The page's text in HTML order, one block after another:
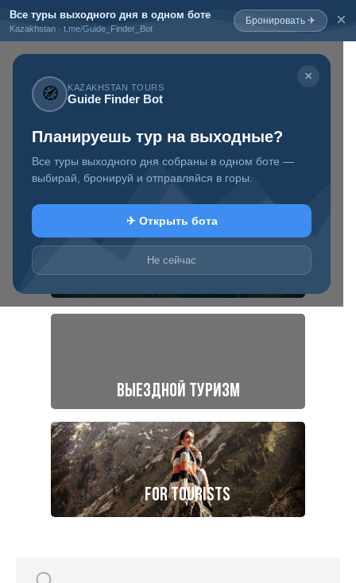
Все туры выходного дня в одном боте
Kazakhstan · t.me/Guide_Finder_Bot
Бронировать ✈ ×
×
🧭 KAZAKHSTAN TOURS
Guide Finder Bot
Планируешь тур на выходные?
Все туры выходного дня собраны в одном боте —
выбирай, бронируй и отправляйся в горы.
✈ Открыть бота
Не сейчас
Выездной туризм
Туры выходного дня
For tourists
Туристическийинформационный
блог о Казахстане